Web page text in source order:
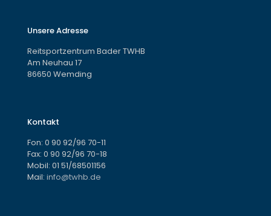
Unsere Adresse
Reitsportzentrum Bader TWHB
Am Neuhau 17
86650 Wemding
Kontakt
Fon: 0 90 92/96 70-11
Fax: 0 90 92/96 70-18
Mobil: 01 51/68501156
Mail: info@twhb.de